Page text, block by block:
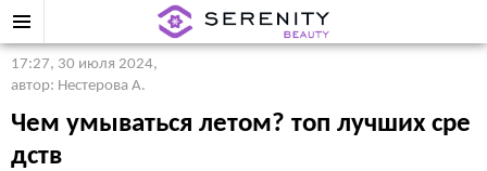
17:27, 30 июля 2024,
автор: Нестерова А.
Чем умываться летом? топ лучших сре
дств